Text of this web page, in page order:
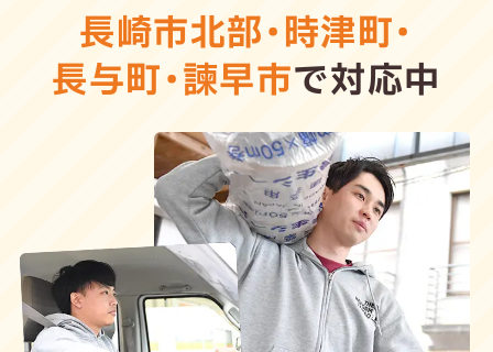
長崎市北部・時津町・
長与町・諫早市で対応中